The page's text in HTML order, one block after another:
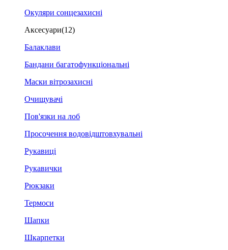
Окуляри сонцезахисні
Аксесуари(12)
Балаклави
Бандани багатофункціональні
Маски вітрозахисні
Очищувачі
Пов'язки на лоб
Просочення водовідштовхувальні
Рукавиці
Рукавички
Рюкзаки
Термоси
Шапки
Шкарпетки